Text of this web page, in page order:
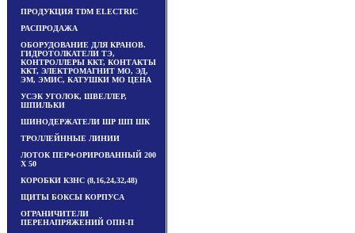
ПРОДУКЦИЯ TDM ЕLECTRIC
РАСПРОДАЖА
ОБОРУДОВАНИЕ ДЛЯ КРАНОВ.
ГИДРОТОЛКАТЕЛИ ТЭ,
КОНТРОЛЛЕРЫ ККТ, КОНТАКТЫ
ККТ, ЭЛЕКТРОМАГНИТ МО, ЭД,
ЭМ, ЭМИС, КАТУШКИ МО ЦЕНА
УСЭК УГОЛОК, ШВЕЛЛЕР,
ШПИЛЬКИ
ШИНОДЕРЖАТЕЛИ ШР ШП ШК
ТРОЛЛЕЙННЫЕ ЛИНИИ
ЛОТОК ПЕРФОРИРОВАННЫЙ 200
Х 50
КОРОБКИ КЗНС (8,16,24,32,48)
ЩИТЫ БОКСЫ КОРПУСА
ОГРАНИЧИТЕЛИ
ПЕРЕНАПРЯЖЕНИЙ ОПН-П